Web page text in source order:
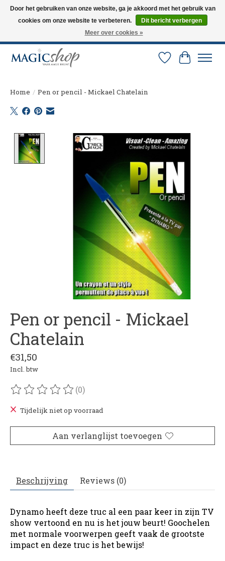
Altijd de nieuwste trucs op voorraad. Snelle verzending via PostNL en DHL.
Langskomen in onze winkel? Bel of mail om een afspraak te maken. 0251-
Verlanglijst
Home / Pen or pencil - Mickael Chatelain
Product image slideshow Items
Pen or pencil - Mickael
Chatelain
€31,50
Incl. btw
De beoordeling van dit product is
(0)
Tijdelijk niet op voorraad
Aan verlanglijst toevoegen
Beschrijving Reviews (0)
Dynamo heeft deze truc al een paar keer in zijn TV
show vertoond en nu is het jouw beurt! Goochelen
met normale voorwerpen geeft vaak de grootste
impact en deze truc is het bewijs!
Door het gebruiken van onze website, ga je akkoord met het gebruik van
cookies om onze website te verbeteren.
Dit bericht verbergen
Meer over cookies »